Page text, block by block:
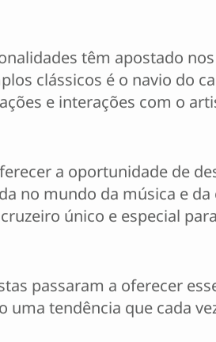
têm apostado
clássicos é o navio do
e interações com o
a oportunidade de
no mundo da música e
único e especial
passaram a oferecer
uma tendência que cada